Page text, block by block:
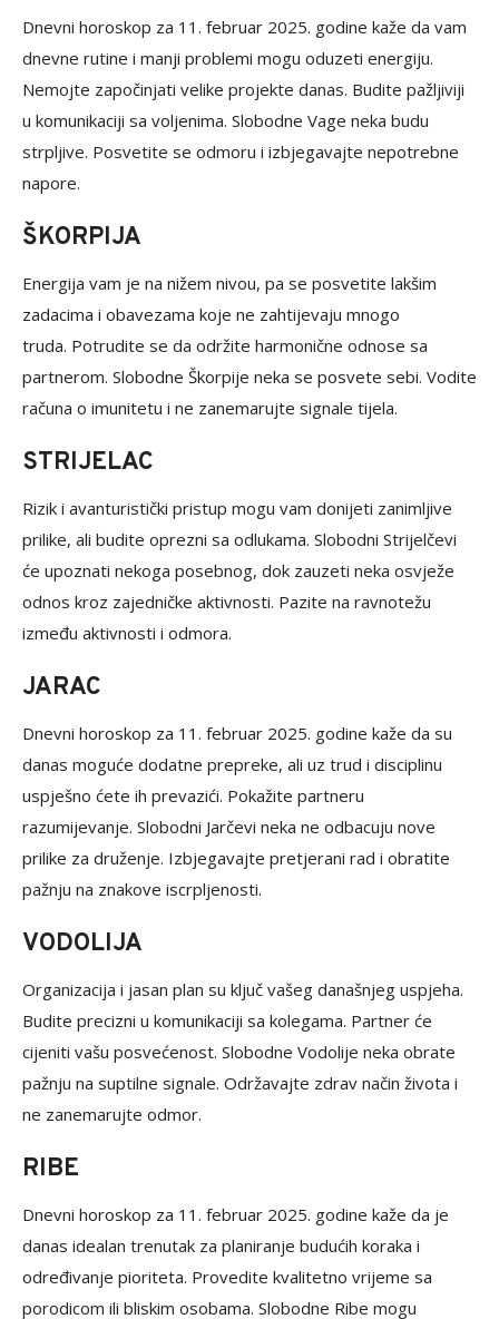
Dnevni horoskop za 11. februar 2025. godine kaže da vam
dnevne rutine i manji problemi mogu oduzeti energiju.
Nemojte započinjati velike projekte danas. Budite pažljiviji
u komunikaciji sa voljenima. Slobodne Vage neka budu
strpljive. Posvetite se odmoru i izbjegavajte nepotrebne
napore.
ŠKORPIJA
Energija vam je na nižem nivou, pa se posvetite lakšim
zadacima i obavezama koje ne zahtijevaju mnogo
truda. Potrudite se da održite harmonične odnose sa
partnerom. Slobodne Škorpije neka se posvete sebi. Vodite
računa o imunitetu i ne zanemarujte signale tijela.
STRIJELAC
Rizik i avanturistički pristup mogu vam donijeti zanimljive
prilike, ali budite oprezni sa odlukama. Slobodni Strijelčevi
će upoznati nekoga posebnog, dok zauzeti neka osvježe
odnos kroz zajedničke aktivnosti. Pazite na ravnotežu
između aktivnosti i odmora.
JARAC
Dnevni horoskop za 11. februar 2025. godine kaže da su
danas moguće dodatne prepreke, ali uz trud i disciplinu
uspješno ćete ih prevazići. Pokažite partneru
razumijevanje. Slobodni Jarčevi neka ne odbacuju nove
prilike za druženje. Izbjegavajte pretjerani rad i obratite
pažnju na znakove iscrpljenosti.
VODOLIJA
Organizacija i jasan plan su ključ vašeg današnjeg uspjeha.
Budite precizni u komunikaciji sa kolegama. Partner će
cijeniti vašu posvećenost. Slobodne Vodolije neka obrate
pažnju na suptilne signale. Održavajte zdrav način života i
ne zanemarujte odmor.
RIBE
Dnevni horoskop za 11. februar 2025. godine kaže da je
danas idealan trenutak za planiranje budućih koraka i
određivanje pioriteta. Provedite kvalitetno vrijeme sa
porodicom ili bliskim osobama. Slobodne Ribe mogu